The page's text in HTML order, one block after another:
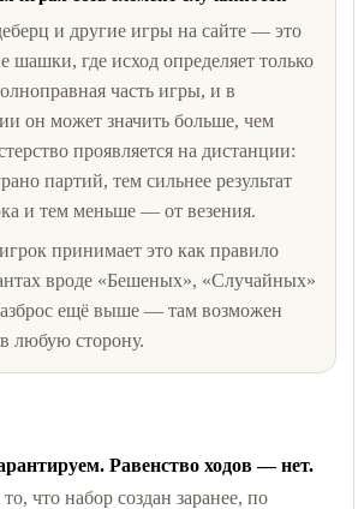
и другие игры на сайте — это
шашки, где исход определяет только
часть игры, и в
он может значить больше, чем
проявляется на дистанции:
партий, тем сильнее результат
и тем меньше — от везения.
принимает это как правило
вроде «Бешеных», «Случайных»
ещё выше — там возможен
любую сторону.
Равенство ходов — нет.
что набор создан заранее, по